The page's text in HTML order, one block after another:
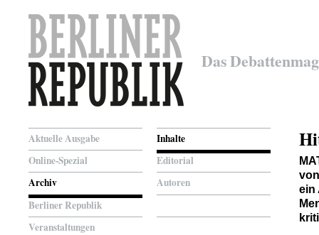
Das
Aktuelle Ausgabe
Online-Spezial
Archiv
Berliner Republik
Veranstaltungen
Inhalte
Editorial
Autoren
ein